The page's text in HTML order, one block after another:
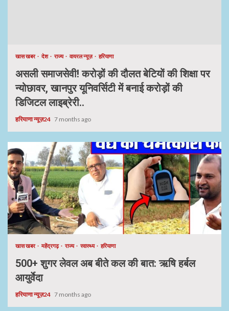
खास खबर देश राज्य वायरल न्यूज़ हरियाणा
असली समाजसेवी! करोड़ों की दौलत बेटियों की शिक्षा पर
न्योछावर, खानपुर यूनिवर्सिटी में बनाई करोड़ों की
डिजिटल लाइब्रेरी..
हरियाणा न्यूज़24 7 months ago
खास खबर महेंद्रगढ़ राज्य स्वास्थ्य हरियाणा
500+ शुगर लेवल अब बीते कल की बात: ऋषि हर्बल
आयुर्वेदा
हरियाणा न्यूज़24 7 months ago